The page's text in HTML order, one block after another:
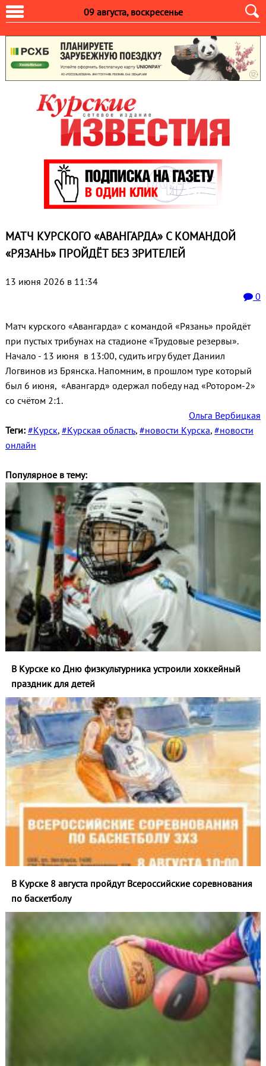
09 августа, воскресенье
МАТЧ КУРСКОГО «АВАНГАРДА» С КОМАНДОЙ
«РЯЗАНЬ» ПРОЙДЁТ БЕЗ ЗРИТЕЛЕЙ
13 июня 2026 в 11:34
0
Матч курского «Авангарда» с командой «Рязань» пройдёт
при пустых трибунах на стадионе «Трудовые резервы».
Начало - 13 июня в 13:00, судить игру будет Даниил
Логвинов из Брянска. Напомним, в прошлом туре который
был 6 июня, «Авангард» одержал победу над «Ротором‑2»
со счётом 2:1.
Ольга Вербицкая
Теги: #Курск, #Курская область, #новости Курска, #новости
онлайн
Популярное в тему:
В Курске ко Дню физкультурника устроили хоккейный
праздник для детей
В Курске 8 августа пройдут Всероссийские соревнования
по баскетболу